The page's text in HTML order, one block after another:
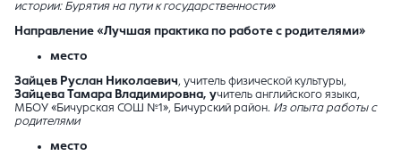
истории: Бурятия на пути к государственности»
Направление «Лучшая практика по работе с родителями»
место
Зайцев Руслан Николаевич, учитель физической культуры,
Зайцева Тамара Владимировна, учитель английского языка,
МБОУ «Бичурская СОШ №1», Бичурский район. Из опыта работы с
родителями
место